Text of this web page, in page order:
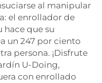
al manipular
el enrollador de
hace que su
un 247 por ciento
persona. ¡Disfrute
U-Doing,
con enrollado